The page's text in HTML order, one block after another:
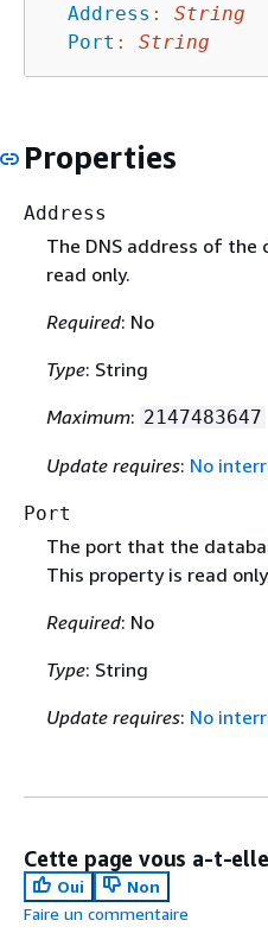
Address :
String
Port : String
Properties
Address
The DNS address of the
read only.
Required: No
Type: String
Maximum: 2147483647
Update requires: No
Port
The port that the
This property is read
Required: No
Type: String
Update requires: No
Cette page vous a-t-
Oui
Non
Faire un commentaire